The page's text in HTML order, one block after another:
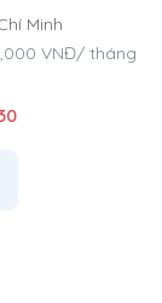
Minh
VNĐ/ tháng